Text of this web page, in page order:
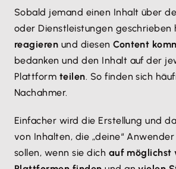
Sobald jemand einen Inhalt über
oder Dienstleistungen geschrieben
reagieren und diesenContent
bedanken und den Inhalt auf der
Plattform teilen. So finden sich
Nachahmer.
Einfacher wird die Erstellung und
von Inhalten, die „deine“
sollen, wenn sie dich auf möglichst